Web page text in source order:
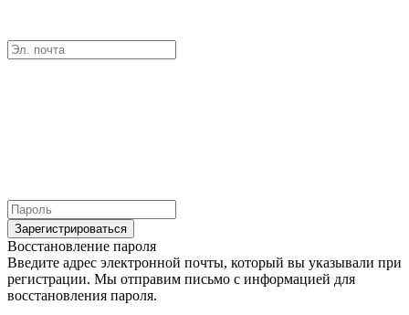
Зарегистрироваться
Восстановление пароля
Введите адрес электронной почты, который вы указывали при
регистрации. Мы отправим письмо с информацией для
восстановления пароля.